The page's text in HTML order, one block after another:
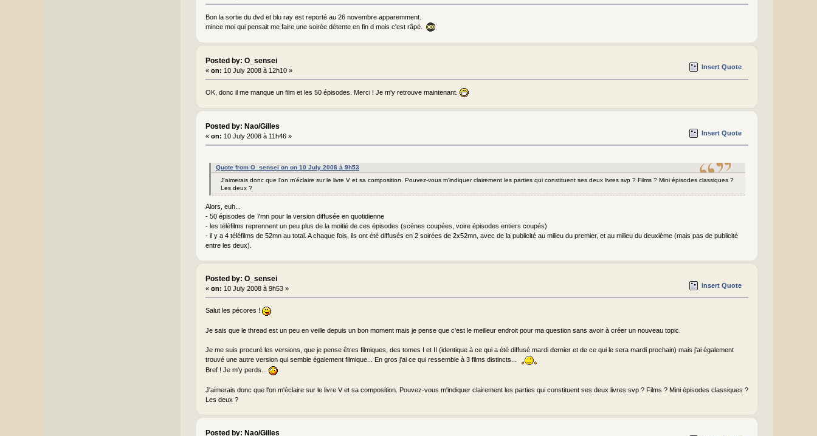
Bon la sortie du dvd et blu ray est reporté au 26 novembre apparemment.
mince moi qui pensait me faire une soirée détente en fin d mois c'est râpé.
Posted by: O_sensei
« on: 10 July 2008 à 12h10 » Insert Quote
OK, donc il me manque un film et les 50 épisodes. Merci ! Je m'y retrouve maintenant.
Posted by: Nao/Gilles
« on: 10 July 2008 à 11h46 » Insert Quote
Quote from O_sensei on on 10 July 2008 à 9h53
J'aimerais donc que l'on m'éclaire sur le livre V et sa composition. Pouvez-vous m'indiquer clairement les parties qui constituent ses deux livres svp ? Films ? Mini épisodes classiques ?
Les deux ?
Alors, euh...
- 50 épisodes de 7mn pour la version diffusée en quotidienne
- les téléfilms reprennent un peu plus de la moitié de ces épisodes (scènes coupées, voire épisodes entiers coupés)
- il y a 4 téléfilms de 52mn au total. A chaque fois, ils ont été diffusés en 2 soirées de 2x52mn, avec de la publicité au milieu du premier, et au milieu du deuxième (mais pas de publicité
entre les deux).
Posted by: O_sensei
« on: 10 July 2008 à 9h53 » Insert Quote
Salut les pécores !
Je sais que le thread est un peu en veille depuis un bon moment mais je pense que c'est le meilleur endroit pour ma question sans avoir à créer un nouveau topic.
Je me suis procuré les versions, que je pense êtres filmiques, des tomes I et II (identique à ce qui a été diffusé mardi dernier et de ce qui le sera mardi prochain) mais j'ai également
trouvé une autre version qui semble également filmique... En gros j'ai ce qui ressemble à 3 films distincts...
Bref ! Je m'y perds...
J'aimerais donc que l'on m'éclaire sur le livre V et sa composition. Pouvez-vous m'indiquer clairement les parties qui constituent ses deux livres svp ? Films ? Mini épisodes classiques ?
Les deux ?
Posted by: Nao/Gilles